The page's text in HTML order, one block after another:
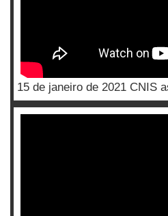
15 de janeiro de 2021 CNIS